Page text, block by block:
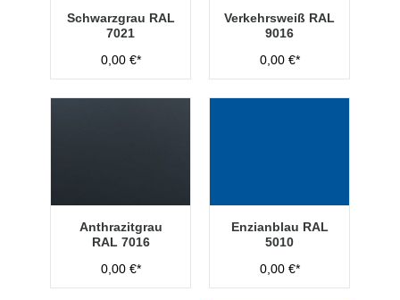
Schwarzgrau RAL
7021
0,00 €*
Verkehrsweiß RAL
9016
0,00 €*
Anthrazitgrau
RAL 7016
0,00 €*
Enzianblau RAL
5010
0,00 €*